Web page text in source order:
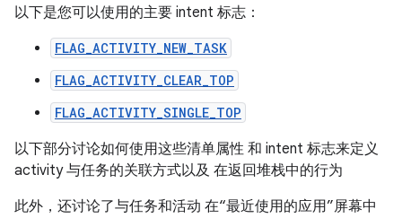
以下是您可以使用的主要 intent 标志：
FLAG_ACTIVITY_NEW_TASK
FLAG_ACTIVITY_CLEAR_TOP
FLAG_ACTIVITY_SINGLE_TOP
以下部分讨论如何使用这些清单属性 和 intent 标志来定义
activity 与任务的关联方式以及 在返回堆栈中的行为
此外，还讨论了与任务和活动 在“最近使用的应用”屏幕中